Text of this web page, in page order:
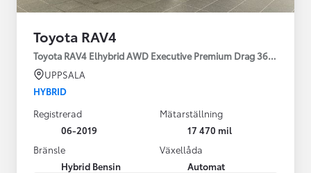
Toyota RAV4
Toyota RAV4 Elhybrid AWD Executive Premium Drag 360-kamera
UPPSALA
HYBRID
Registrerad
06-2019
Mätarställning
17 470 mil
Bränsle
Hybrid Bensin
Växellåda
Automat